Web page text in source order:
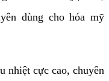
dùng cho hóa mỹ
nhiệt cực cao, chuyên